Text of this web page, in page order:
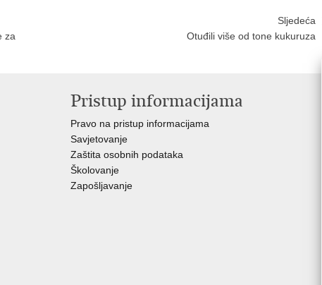
za
Sljedeća
Otuđili više od tone kukuruza
Pristup informacijama
Pravo na pristup informacijama
Savjetovanje
Zaštita osobnih podataka
Školovanje
Zapošljavanje